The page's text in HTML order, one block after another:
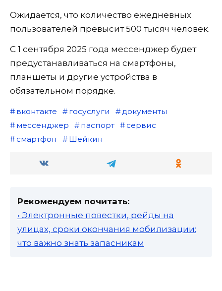
Ожидается, что количество ежедневных
пользователей превысит 500 тысяч человек.
С 1 сентября 2025 года мессенджер будет
предустанавливаться на смартфоны,
планшеты и другие устройства в
обязательном порядке.
вконтакте госуслуги
документы
мессенджер
паспорт
сервис
смартфон
Шейкин
Рекомендуем почитать:
• Электронные повестки, рейды на
улицах, сроки окончания мобилизации:
что важно знать запасникам